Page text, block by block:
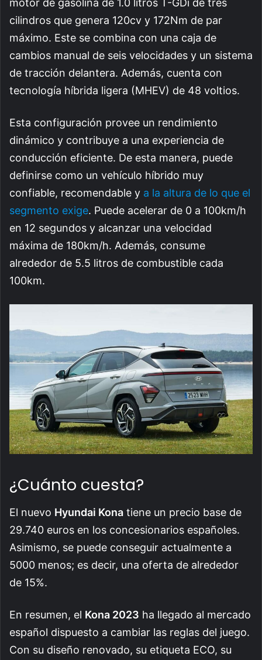
motor de gasolina de 1.0 litros T-GDi de tres
cilindros que genera 120cv y 172Nm de par
máximo. Este se combina con una caja de
cambios manual de seis velocidades y un sistema
de tracción delantera. Además, cuenta con
tecnología híbrida ligera (MHEV) de 48 voltios.
Esta configuración provee un rendimiento
dinámico y contribuye a una experiencia de
conducción eficiente. De esta manera, puede
definirse como un vehículo híbrido muy
confiable, recomendable y a la altura de lo que el
segmento exige. Puede acelerar de 0 a 100km/h
en 12 segundos y alcanzar una velocidad
máxima de 180km/h. Además, consume
alrededor de 5.5 litros de combustible cada
100km.
¿Cuánto cuesta?
El nuevo Hyundai Kona tiene un precio base de
29.740 euros en los concesionarios españoles.
Asimismo, se puede conseguir actualmente a
5000 menos; es decir, una oferta de alrededor
de 15%.
En resumen, el Kona 2023 ha llegado al mercado
español dispuesto a cambiar las reglas del juego.
Con su diseño renovado, su etiqueta ECO, su